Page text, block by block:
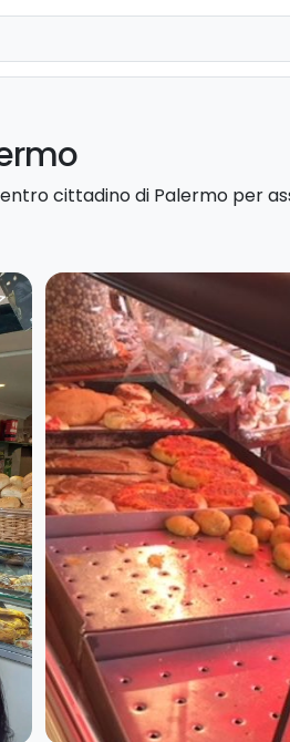
cittadino di Palermo per